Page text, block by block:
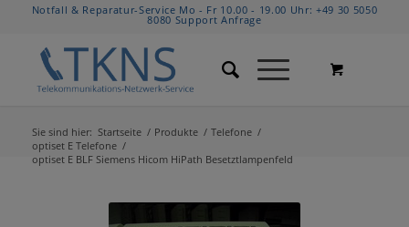
Notfall & Reparatur-Service Mo - Fr 10.00 - 19.00 Uhr:+49 30 5050
8080 Support Anfrage
Sie sind hier: Startseite / Produkte / Telefone /
optiset E Telefone /
optiset E BLF Siemens Hicom HiPath Besetztlampenfeld